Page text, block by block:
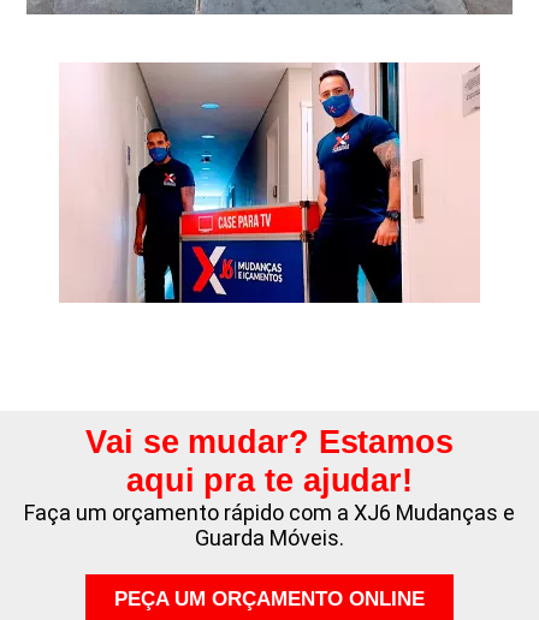
Vai se mudar? Estamos
aqui pra te ajudar!
Faça um orçamento rápido com a XJ6 Mudanças e
Guarda Móveis.
PEÇA UM ORÇAMENTO ONLINE